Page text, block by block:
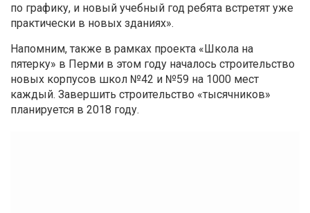
по графику, и новый учебный год ребята встретят уже
практически в новых зданиях».
Напомним, также в рамках проекта «Школа на
пятерку» в Перми в этом году началось строительство
новых корпусов школ №42 и №59 на 1000 мест
каждый. Завершить строительство «тысячников»
планируется в 2018 году.